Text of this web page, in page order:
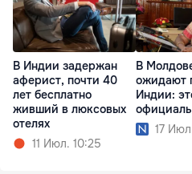
В Индии задержан
аферист, почти 40
лет бесплатно
живший в люксовых
отелях
11 Июл. 10:25
В
ожидают
Индии:
17